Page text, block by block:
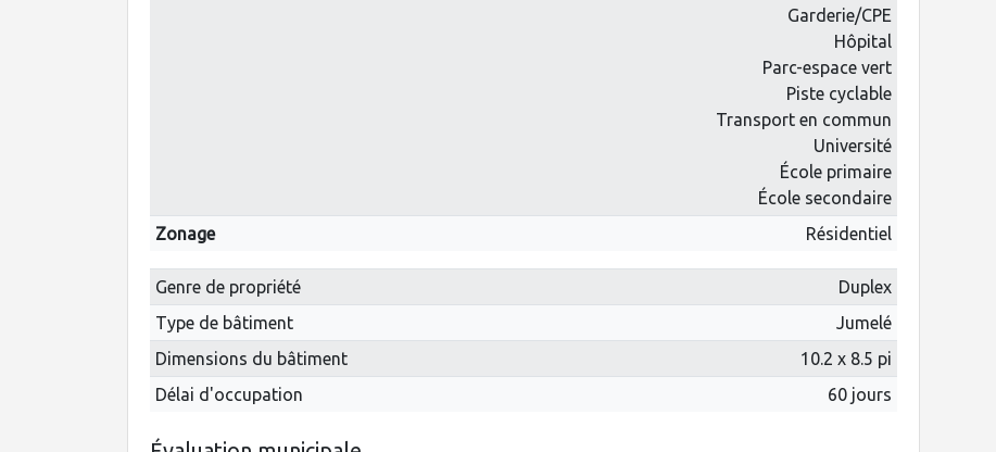
Garderie/CPE
Hôpital
Parc-espace vert
Piste cyclable
Transport en commun
Université
École primaire
École secondaire
Zonage
Résidentiel
Genre de propriété
Duplex
Type de bâtiment
Jumelé
Dimensions du bâtiment
10.2 x 8.5 pi
Délai d'occupation
60 jours